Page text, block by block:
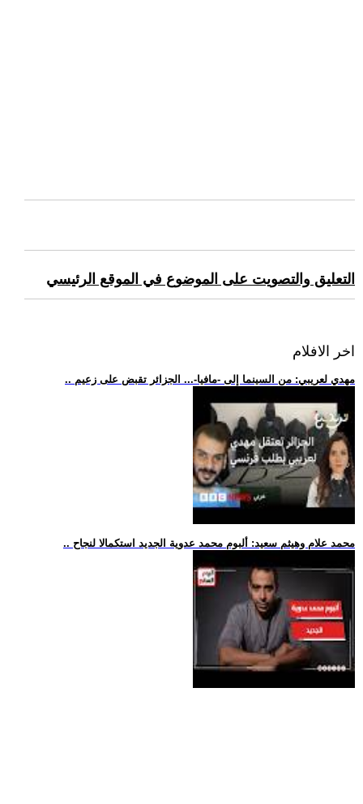
التعليق والتصويت على الموضوع في الموقع الرئيسي
اخر الافلام
.. مهدي لعريبي: من السينما إلى -مافيا-... الجزائر تقبض على زعيم
.. محمد علام وهيثم سعيد: ألبوم محمد عدوية الجديد استكمالا لنجاح